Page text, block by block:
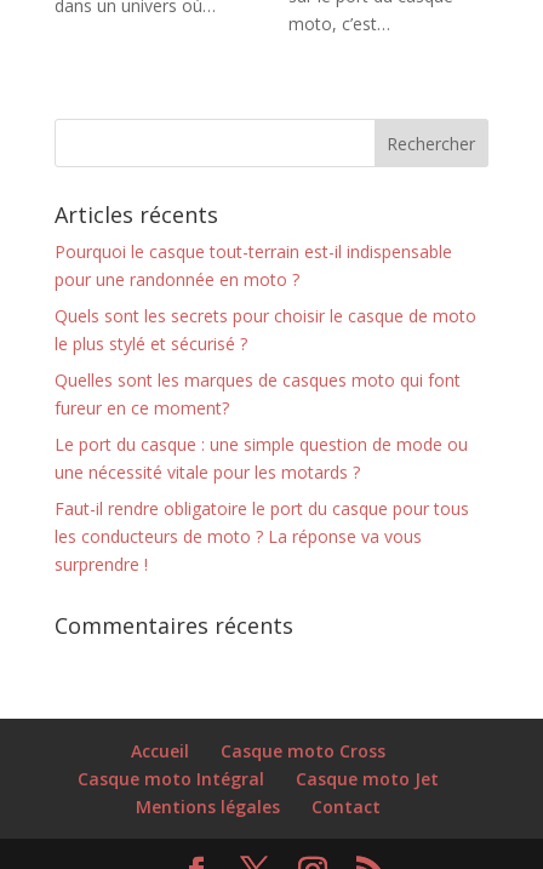
dans un univers où…
moto, c’est…
Articles récents
Pourquoi le casque tout-terrain est-il indispensable
pour une randonnée en moto ?
Quels sont les secrets pour choisir le casque de moto
le plus stylé et sécurisé ?
Quelles sont les marques de casques moto qui font
fureur en ce moment?
Le port du casque : une simple question de mode ou
une nécessité vitale pour les motards ?
Faut-il rendre obligatoire le port du casque pour tous
les conducteurs de moto ? La réponse va vous
surprendre !
Commentaires récents
Accueil
Casque moto Cross
Casque moto Intégral
Casque moto Jet
Mentions légales
Contact